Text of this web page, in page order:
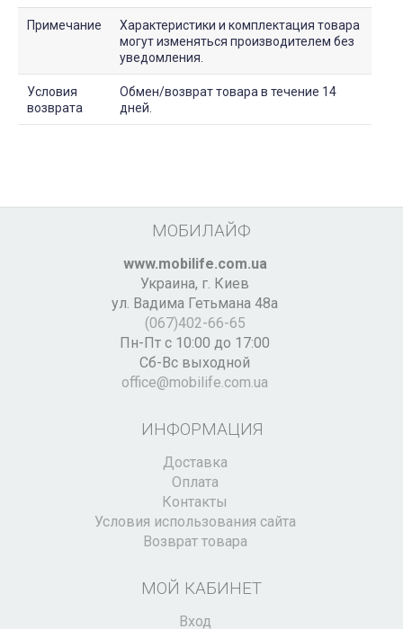
Примечание
Характеристики и комплектация товара
могут изменяться производителем без
уведомления.
Условия
возврата
Обмен/возврат товара в течение 14
дней.
МОБИЛАЙФ
www.mobilife.com.ua
Украина, г. Киев
ул. Вадима Гетьмана 48а
(067)402-66-65
Пн-Пт с 10:00 до 17:00
Сб-Вс выходной
office@mobilife.com.ua
ИНФОРМАЦИЯ
Доставка
Оплата
Контакты
Условия использования сайта
Возврат товара
МОЙ КАБИНЕТ
Вход